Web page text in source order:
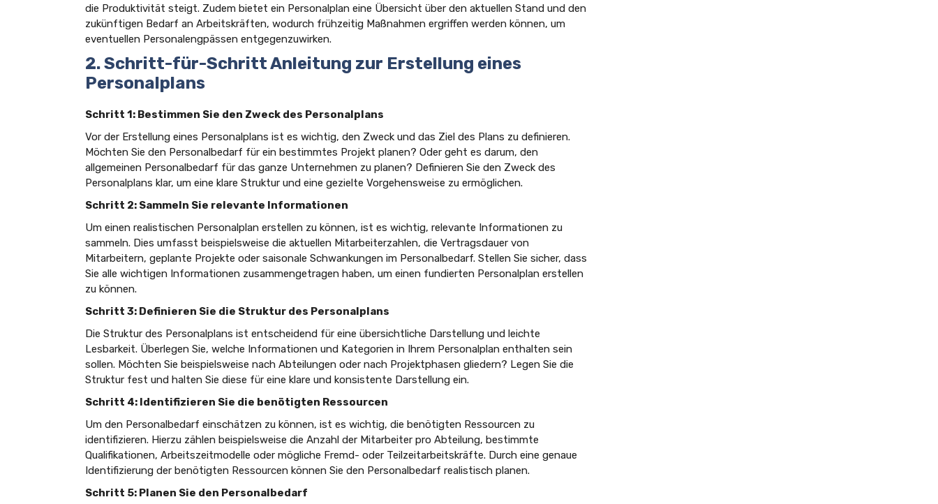
die Produktivität steigt. Zudem bietet ein Personalplan eine Übersicht über den aktuellen Stand und den
zukünftigen Bedarf an Arbeitskräften, wodurch frühzeitig Maßnahmen ergriffen werden können, um
eventuellen Personalengpässen entgegenzuwirken.
2. Schritt-für-Schritt Anleitung zur Erstellung eines
Personalplans
Schritt 1: Bestimmen Sie den Zweck des Personalplans
Vor der Erstellung eines Personalplans ist es wichtig, den Zweck und das Ziel des Plans zu definieren.
Möchten Sie den Personalbedarf für ein bestimmtes Projekt planen? Oder geht es darum, den
allgemeinen Personalbedarf für das ganze Unternehmen zu planen? Definieren Sie den Zweck des
Personalplans klar, um eine klare Struktur und eine gezielte Vorgehensweise zu ermöglichen.
Schritt 2: Sammeln Sie relevante Informationen
Um einen realistischen Personalplan erstellen zu können, ist es wichtig, relevante Informationen zu
sammeln. Dies umfasst beispielsweise die aktuellen Mitarbeiterzahlen, die Vertragsdauer von
Mitarbeitern, geplante Projekte oder saisonale Schwankungen im Personalbedarf. Stellen Sie sicher, dass
Sie alle wichtigen Informationen zusammengetragen haben, um einen fundierten Personalplan erstellen
zu können.
Schritt 3: Definieren Sie die Struktur des Personalplans
Die Struktur des Personalplans ist entscheidend für eine übersichtliche Darstellung und leichte
Lesbarkeit. Überlegen Sie, welche Informationen und Kategorien in Ihrem Personalplan enthalten sein
sollen. Möchten Sie beispielsweise nach Abteilungen oder nach Projektphasen gliedern? Legen Sie die
Struktur fest und halten Sie diese für eine klare und konsistente Darstellung ein.
Schritt 4: Identifizieren Sie die benötigten Ressourcen
Um den Personalbedarf einschätzen zu können, ist es wichtig, die benötigten Ressourcen zu
identifizieren. Hierzu zählen beispielsweise die Anzahl der Mitarbeiter pro Abteilung, bestimmte
Qualifikationen, Arbeitszeitmodelle oder mögliche Fremd- oder Teilzeitarbeitskräfte. Durch eine genaue
Identifizierung der benötigten Ressourcen können Sie den Personalbedarf realistisch planen.
Schritt 5: Planen Sie den Personalbedarf